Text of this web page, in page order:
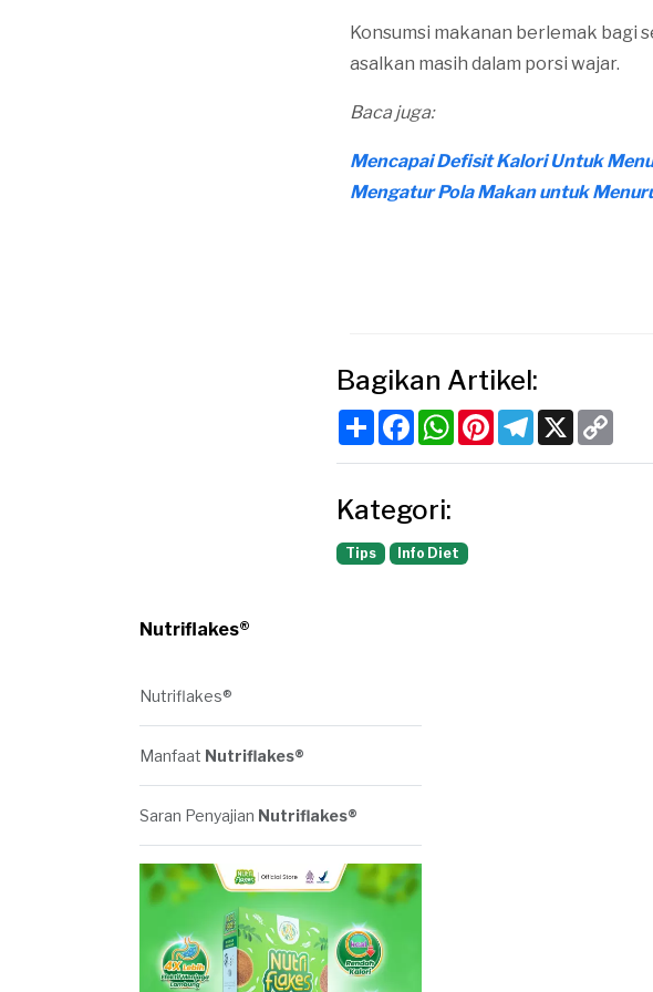
Konsumsi makanan berlemak bagi
asalkan masih dalam porsi wajar.
Baca juga:
Mencapai Defisit Kalori Untuk
Mengatur Pola Makan untuk
Bagikan Artikel:
ShareFacebookWhatsApp
PinterestTelegram
X
Kategori:
Tips Info Diet
Nutriflakes®
Nutriflakes®
Manfaat Nutriflakes®
Saran Penyajian Nutriflakes®